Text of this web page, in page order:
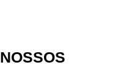
NOSSOS